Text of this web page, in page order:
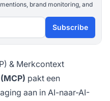
brand monitoring, and
Subscribe
& Merkcontext
pakt een
aan in AI-naar-AI-